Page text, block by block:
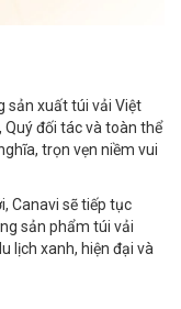
sản xuất túi vải Việt
Quý đối tác và toàn thể
trọn vẹn niềm vui
Canavi sẽ tiếp tục
sản phẩm túi vải
lịch xanh, hiện đại và